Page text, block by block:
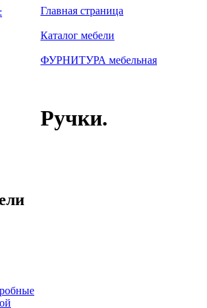
Главная страница
Каталог мебели
ФУРНИТУРА мебельная
Ручки.